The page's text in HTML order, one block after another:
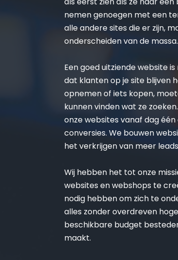
nemen genoegen met een
alle andere sites die er zijn,
onderscheiden van de massa.
Een goed uitziende website
dat klanten op je site blijven
opnemen of iets kopen,
kunnen vinden wat ze
onze websites vanaf dag
conversies. We bouwen
het verkrijgen van meer
Wij hebben het tot onze
websites en webshops te
nodig hebben om zich te
alles zonder overdreven
beschikbare budget
maakt.